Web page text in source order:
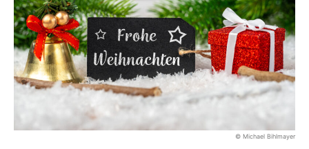
© Michael Bihlmayer